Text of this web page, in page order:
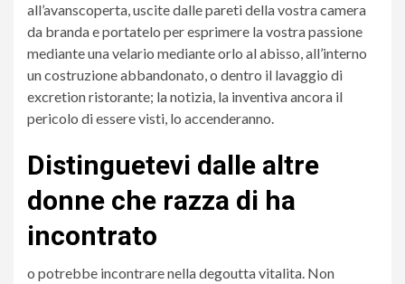
all’avanscoperta, uscite dalle pareti della vostra camera
da branda e portatelo per esprimere la vostra passione
mediante una velario mediante orlo al abisso, all’interno
un costruzione abbandonato, o dentro il lavaggio di
excretion ristorante; la notizia, la inventiva ancora il
pericolo di essere visti, lo accenderanno.
Distinguetevi dalle altre
donne che razza di ha
incontrato
o potrebbe incontrare nella degoutta vitalita. Non